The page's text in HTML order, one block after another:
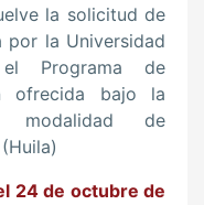
la solicitud de
por la Universidad
el Programa de
ofrecida bajo la
modalidad de
24 de octubre de